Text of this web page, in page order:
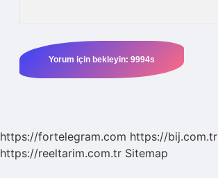
https://fortelegram.com https://bij.com.tr
https://reeltarim.com.tr Sitemap